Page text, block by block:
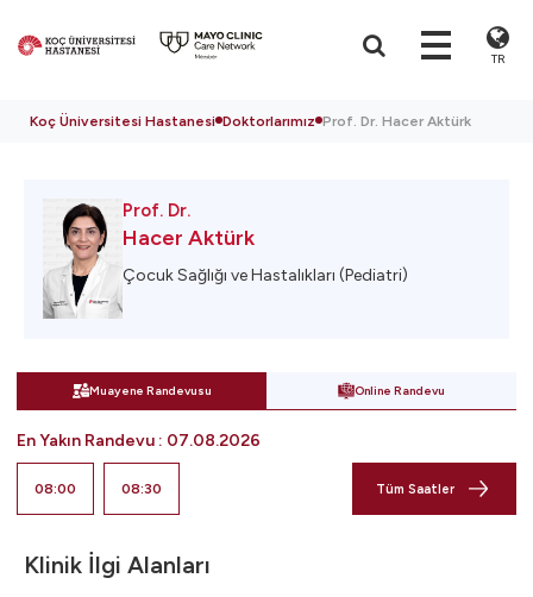
TR
Koç Üniversitesi Hastanesi Doktorlarımız Prof. Dr. Hacer Aktürk
Prof. Dr.
Hacer Aktürk
Çocuk Sağlığı ve Hastalıkları (Pediatri)
Muayene Randevusu Online Randevu
En Yakın Randevu : 07.08.2026
08:00 08:30 Tüm Saatler
Klinik İlgi Alanları